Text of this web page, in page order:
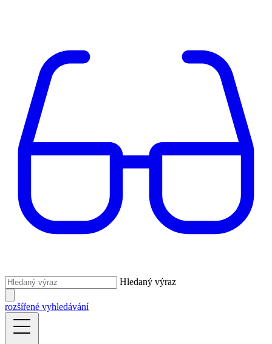
Hledaný výraz
rozšířené vyhledávání